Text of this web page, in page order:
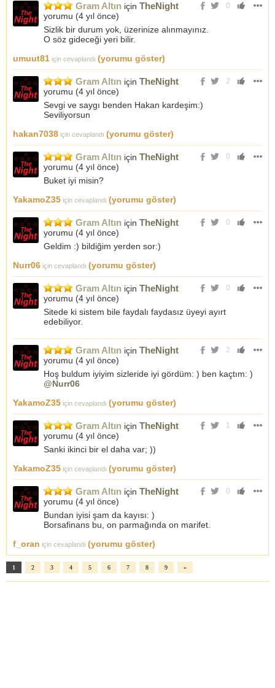
0
Gram Altın için TheNight
yorumu (4 yıl önce)
Sizlik bir durum yok, üzerinize alınmayınız.
O söz gideceği yeri bilir.
umuut81 için cevaplandı (yorumu göster)
2
Gram Altın için TheNight
yorumu (4 yıl önce)
Sevgi ve saygı benden Hakan kardeşim:)
Seviliyorsun
hakan7038 için cevaplandı (yorumu göster)
0
Gram Altın için TheNight
yorumu (4 yıl önce)
Buket iyi misin?
YakamoZ35 için cevaplandı (yorumu göster)
0
Gram Altın için TheNight
yorumu (4 yıl önce)
Geldim :) bildiğim yerden sor:)
Nurr06 için cevaplandı (yorumu göster)
0
Gram Altın için TheNight
yorumu (4 yıl önce)
Sitede ki sistem bile faydalı faydasız üyeyi ayırt
edebiliyor.
2
Gram Altın için TheNight
yorumu (4 yıl önce)
Hoş buldum iyiyim sizleride iyi gördüm: ) ben kaçtım: )
@Nurr06
YakamoZ35 için cevaplandı (yorumu göster)
1
Gram Altın için TheNight
yorumu (4 yıl önce)
Sanki ikinci bir el daha var; ))
YakamoZ35 için cevaplandı (yorumu göster)
0
Gram Altın için TheNight
yorumu (4 yıl önce)
Bundan iyisi şam da kayısı: )
Borsafinans bu, on parmağında on marifet.
f_oran için cevaplandı (yorumu göster)
1 2 3 4 5 6 7 8 9 »